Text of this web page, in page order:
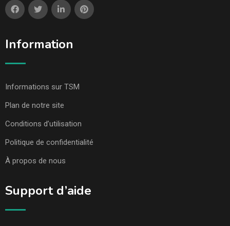
Information
Informations sur TSM
Plan de notre site
Conditions d’utilisation
Politique de confidentialité
À propos de nous
Support d’aide